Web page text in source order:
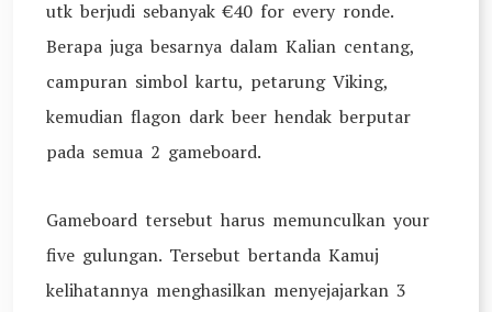
utk berjudi sebanyak €40 for every ronde.
Berapa juga besarnya dalam Kalian centang,
campuran simbol kartu, petarung Viking,
kemudian flagon dark beer hendak berputar
pada semua 2 gameboard.
Gameboard tersebut harus memunculkan your
five gulungan. Tersebut bertanda Kamuj
kelihatannya menghasilkan menyejajarkan 3